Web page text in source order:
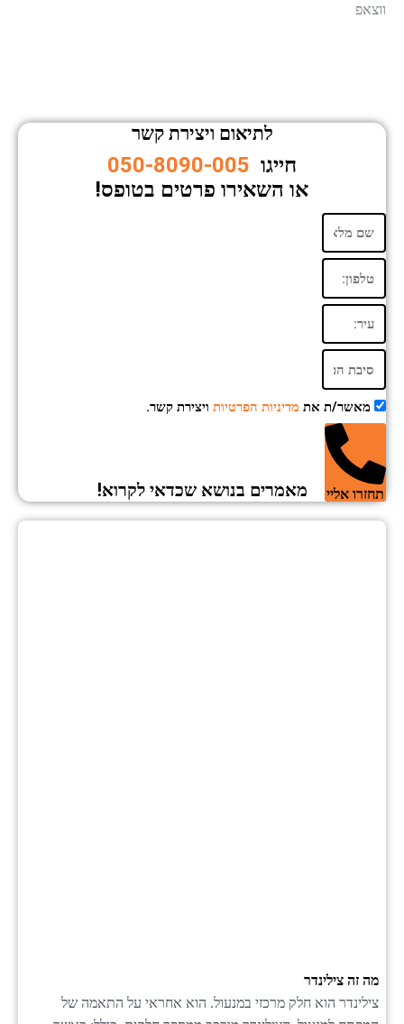
ווצאפ
לתיאום ויצירת קשר
חייגו 050-8090-005
או השאירו פרטים בטופס!
מאשר/ת את מדיניות הפרטיות ויצירת קשר.
תחזרו אליי מאמרים בנושא שכדאי לקרוא!
מה זה צילינדר
צילינדר הוא חלק מרכזי במנעול. הוא אחראי על התאמה של